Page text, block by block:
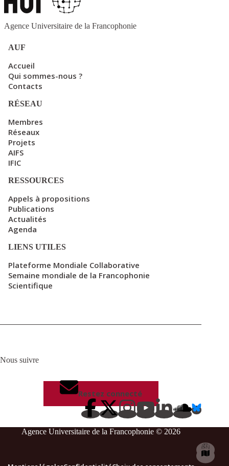
Agence Universitaire de la Francophonie
AUF
Accueil
Qui sommes-nous ?
Contacts
RÉSEAU
Membres
Réseaux
Projets
AIFS
IFIC
RESSOURCES
Appels à propositions
Publications
Actualités
Agenda
LIENS UTILES
Plateforme Mondiale Collaborative
Semaine mondiale de la Francophonie
Scientifique
Nous suivre
Restez connecté
Agence Universitaire de la Francophonie © 2026